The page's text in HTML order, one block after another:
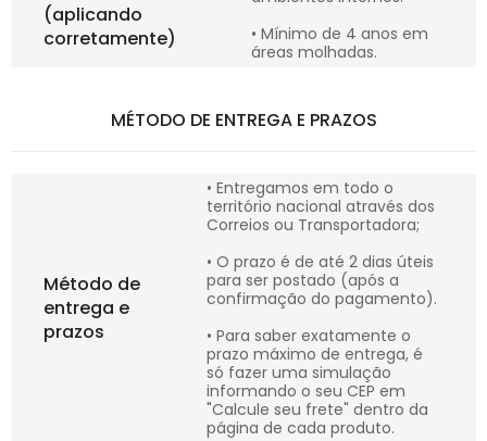
(aplicando
corretamente)
• Mínimo de 4 anos em
áreas molhadas.
MÉTODO DE ENTREGA E PRAZOS
Método de
entrega e
prazos
• Entregamos em todo o
território nacional através dos
Correios ou Transportadora;
• O prazo é de até 2 dias úteis
para ser postado (após a
confirmação do pagamento).
• Para saber exatamente o
prazo máximo de entrega, é
só fazer uma simulação
informando o seu CEP em
"Calcule seu frete" dentro da
página de cada produto.